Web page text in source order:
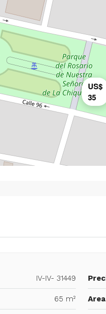
US$
35
IV-IV- 31449
65 m²
Parroquia Nuestra Señora del
Distrito Metropolitano de
1080, Venezuela
100 m²